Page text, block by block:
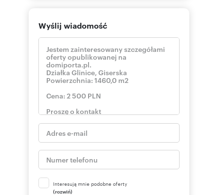
Wyślij wiadomość
Interesują mnie podobne oferty
(rozwiń)